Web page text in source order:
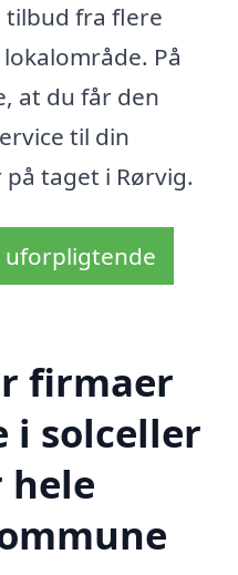
fra flere
På
at du får den
til din
taget i Rørvig.
uforpligtende
firmaer
i solceller
hele